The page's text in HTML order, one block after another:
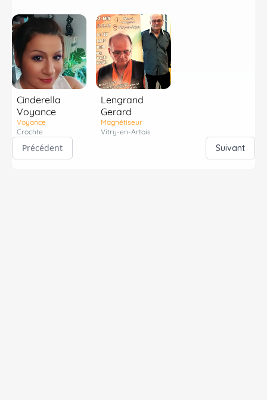
Cinderella
Voyance
Voyance
Crochte
Lengrand
Gerard
Magnétiseur
Vitry-en-Artois
Précédent Suivant